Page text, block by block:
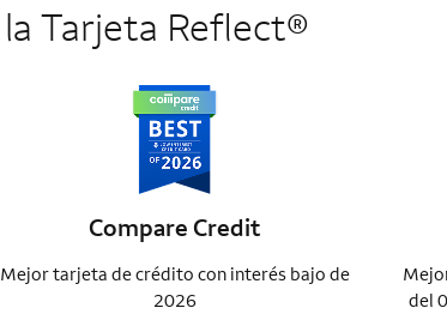
Tarjeta Reflect®
Compare Credit
Mejor tarjeta de crédito con interés bajo de
2026
del